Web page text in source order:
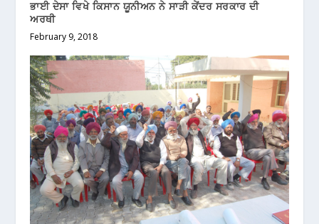
ਭਾਈ ਦੇਸਾ ਵਿਖੇ ਕਿਸਾਨ ਯੂਨੀਅਨ ਨੇ ਸਾੜੀ ਕੇਂਦਰ ਸਰਕਾਰ ਦੀ
ਅਰਥੀ
February 9, 2018